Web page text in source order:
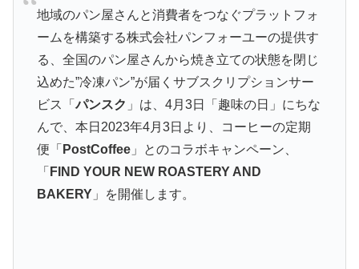
地域のパン屋さんと消費者をつなぐプラットフォ
ームを構築する株式会社パンフォーユーの提供す
る、全国のパン屋さんから焼き立ての状態を閉じ
込めた”冷凍パン”が届くサブスクリプションサー
ビス「パンスク 」は、4月3日「趣味の日」にちな
んで、本日2023年4月3日より、コーヒーの定期
便「 PostCoffee」とのコラボキャンペーン、
「 FIND YOUR NEW ROASTERY AND
BAKERY」を開催します。